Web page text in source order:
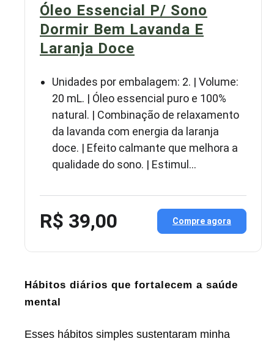
Óleo Essencial P/ Sono
Dormir Bem Lavanda E
Laranja Doce
Unidades por embalagem: 2. | Volume:
20 mL. | Óleo essencial puro e 100%
natural. | Combinação de relaxamento
da lavanda com energia da laranja
doce. | Efeito calmante que melhora a
qualidade do sono. | Estimul…
R$ 39,00 Compre agora
Hábitos diários que fortalecem a saúde
mental
Esses hábitos simples sustentaram minha